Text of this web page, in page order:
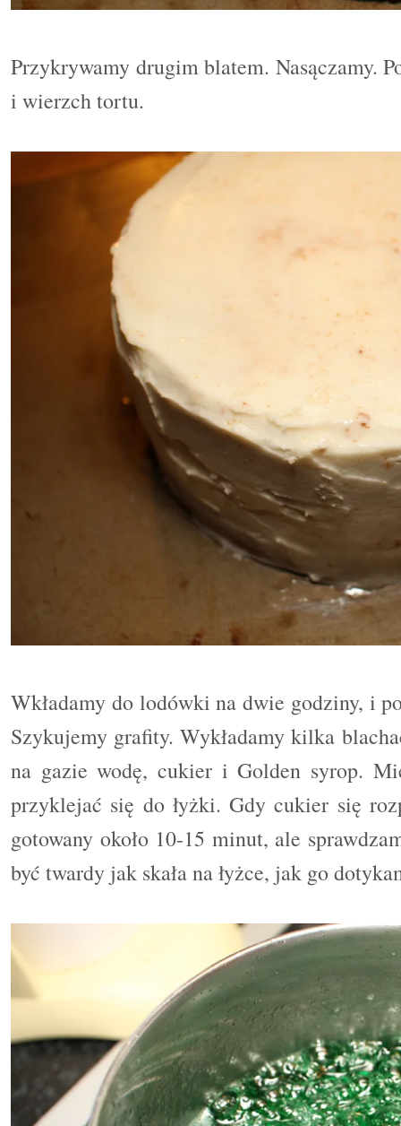
Przykrywamy drugim blatem. Nasączamy.
i wierzch tortu.
Wkładamy do lodówki na dwie godziny, i
Szykujemy grafity. Wykładamy kilka
na gazie wodę, cukier i Golden syrop.
przyklejać się do łyżki. Gdy cukier się
gotowany około 10-15 minut, ale
być twardy jak skała na łyżce, jak go